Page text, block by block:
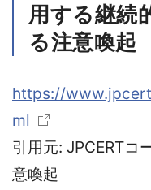
用する継続
る注意喚起
https://
ml
引用元: JPCERTコ
意喚起